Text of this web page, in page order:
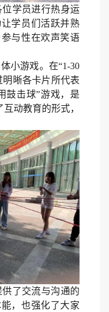
学员进行热身运
学员们活跃并熟
与性在欢声笑语
小游戏。在“1-30
晰各卡片所代表
鼓击球”游戏，是
动教育的形式，
了交流与沟通的
，也强化了大家